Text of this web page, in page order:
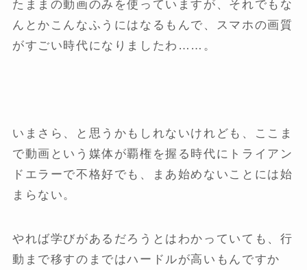
たままの動画のみを使っていますが、それでもな
んとかこんなふうにはなるもんで、スマホの画質
がすごい時代になりましたわ……。
いまさら、と思うかもしれないけれども、ここま
で動画という媒体が覇権を握る時代にトライアン
ドエラーで不格好でも、まあ始めないことには始
まらない。
やれば学びがあるだろうとはわかっていても、行
動まで移すのまではハードルが高いもんですか